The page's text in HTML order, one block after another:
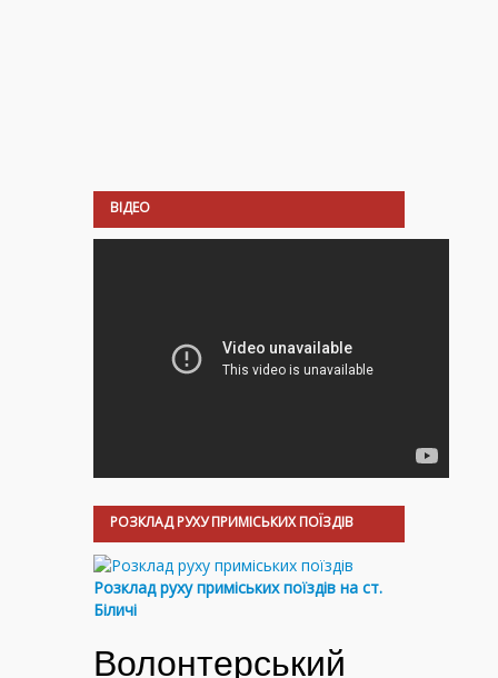
ВІДЕО
РОЗКЛАД РУХУ ПРИМІСЬКИХ ПОЇЗДІВ
Розклад руху приміських поїздів на ст.
Біличі